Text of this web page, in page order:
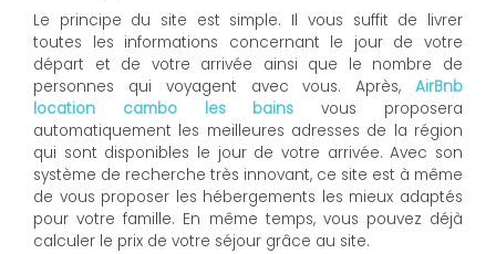
Le principe du site est simple. Il vous suffit de livrer
toutes les informations concernant le jour de votre
départ et de votre arrivée ainsi que le nombre de
personnes qui voyagent avec vous. Après, AirBnb
location cambo les bainsvous proposera
automatiquement les meilleures adresses de la région
qui sont disponibles le jour de votre arrivée. Avec son
système de recherche très innovant, ce site est à même
de vous proposer les hébergements les mieux adaptés
pour votre famille. En même temps, vous pouvez déjà
calculer le prix de votre séjour grâce au site.